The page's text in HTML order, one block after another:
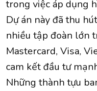
trong việc áp dụng
Dự án này đã thu
nhiều tập đoàn lớn
Mastercard, Visa,
cam kết đầu tư
Những thành tựu